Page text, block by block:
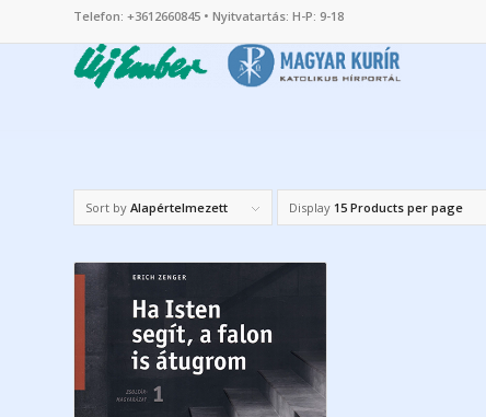
Telefon: +3612660845 • Nyitvatartás: H-P: 9-18
Sort by Alapértelmezett Display 15 Products per page